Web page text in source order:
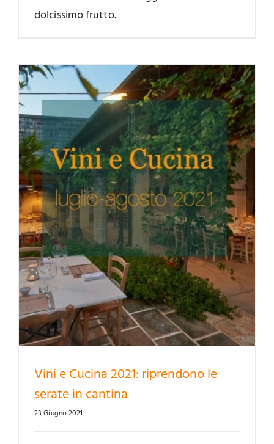
dolcissimo frutto.
Vini e Cucina 2021: riprendono le
serate in cantina
23 Giugno 2021